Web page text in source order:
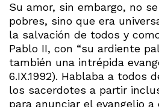
Su amor, sin embargo, no
pobres, sino que era
la salvación de todos y
Pablo II, con “su ardiente
también una intrépida
6.IX.1992). Hablaba a todos
los sacerdotes a partir
para anunciar el evangelio